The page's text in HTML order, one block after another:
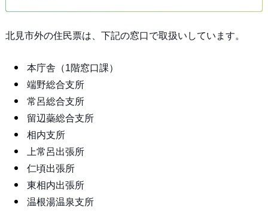
北見市外の住民票は、下記の窓口で取扱いしています。
本庁舎（1階窓口課）
端野総合支所
常呂総合支所
留辺蘂総合支所
相内支所
上常呂出張所
仁頃出張所
東相内出張所
温根湯温泉支所